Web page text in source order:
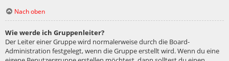
Nach oben
Wie werde ich Gruppenleiter?
Der Leiter einer Gruppe wird normalerweise durch die Board-
Administration festgelegt, wenn die Gruppe erstellt wird. Wenn du eine